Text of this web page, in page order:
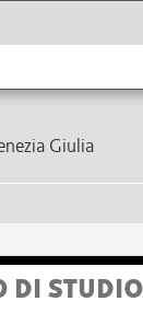
Giulia
DI STUDIO